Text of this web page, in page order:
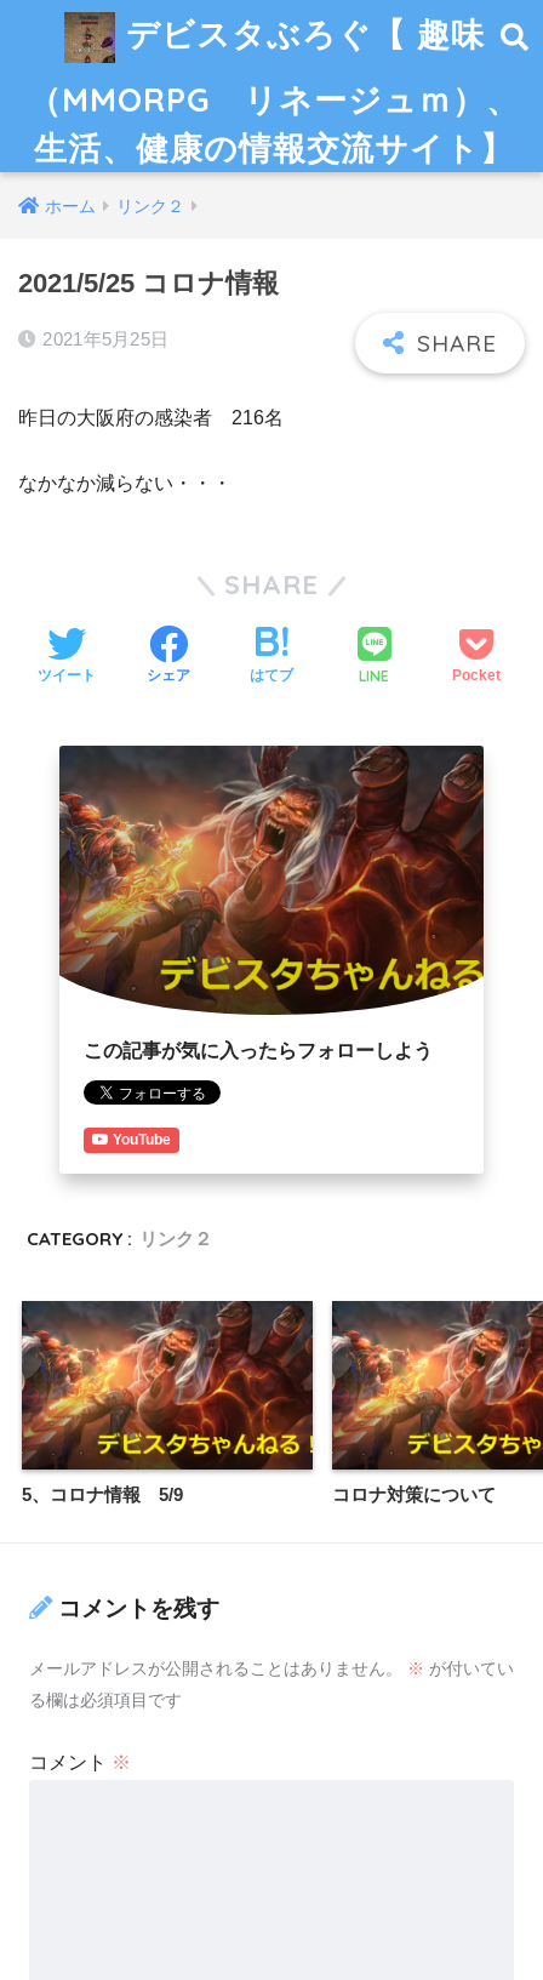
デビスタぶろぐ【 趣味
（MMORPG リネージュｍ）、
生活、健康の情報交流サイト】
ホーム リンク２
2021/5/25 コロナ情報
2021年5月25日
昨日の大阪府の感染者 216名
なかなか減らない・・・
SHARE
ツイート シェア はてブ LINE Pocket
この記事が気に入ったらフォローしよう
YouTube
CATEGORY : リンク２
5、コロナ情報 5/9 コロナ対策について
コメントを残す
メールアドレスが公開されることはありません。 ※ が付いてい
る欄は必須項目です
コメント ※